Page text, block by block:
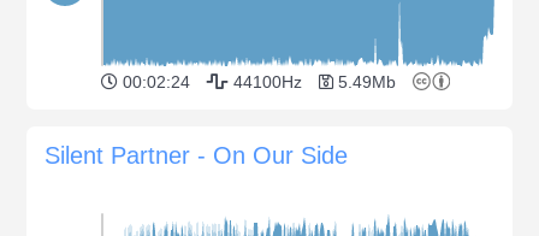
00:02:24 44100Hz 5.49Mb
Silent Partner - On Our Side